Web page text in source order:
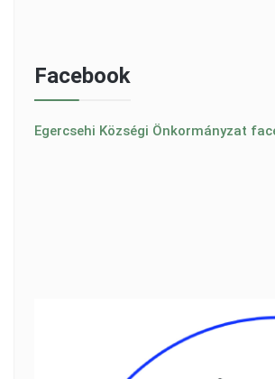
Facebook
Egercsehi Községi Önkormányzat